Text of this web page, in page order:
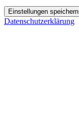
Einstellungen speichern
Datenschutzerklärung